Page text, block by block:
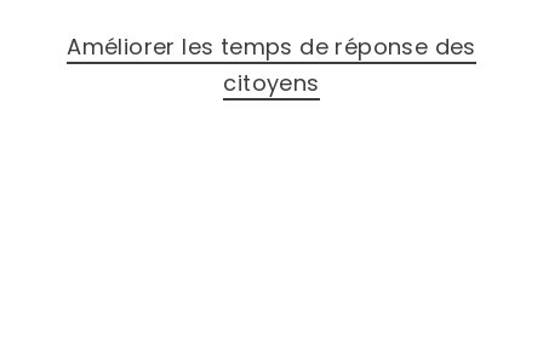
Améliorer les temps de réponse des
citoyens